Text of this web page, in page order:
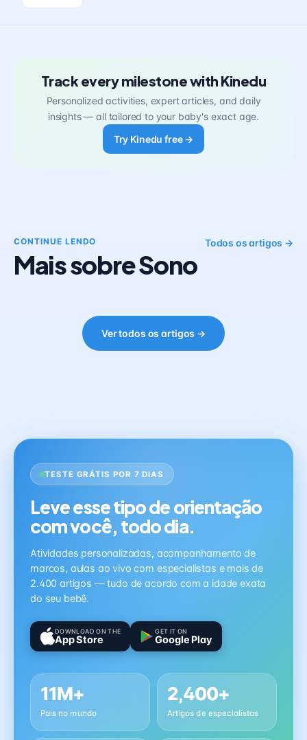
Track every milestone with Kinedu
Personalized activities, expert articles, and daily
insights — all tailored to your baby's exact age.
Try Kinedu free →
CONTINUE LENDO
Mais sobre Sono
Todos os artigos →
Ver todos os artigos →
TESTE GRÁTIS POR 7 DIAS
Leve esse tipo de orientação
com você, todo dia.
Atividades personalizadas, acompanhamento de
marcos, aulas ao vivo com especialistas e mais de
2.400 artigos — tudo de acordo com a idade exata
do seu bebê.
DOWNLOAD ON THE
App Store
GET IT ON
Google Play
11M+
Pais no mundo
2,400+
Artigos de especialistas